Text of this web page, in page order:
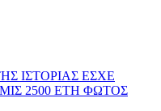
ΙΣΤΟΡΙΑΣ ΕΣΧΕ
2500 ΕΤΗ ΦΩΤΟΣ